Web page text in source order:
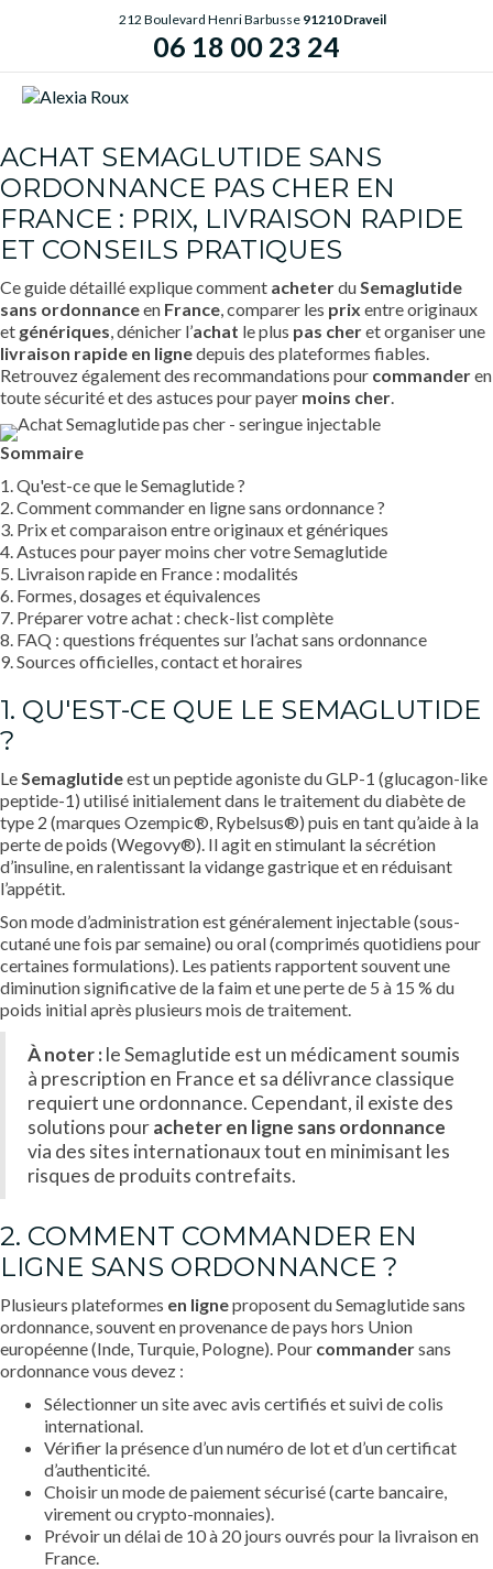
212 Boulevard Henri Barbusse 91210 Draveil
06 18 00 23 24
ACHAT SEMAGLUTIDE SANS
ORDONNANCE PAS CHER EN
FRANCE : PRIX, LIVRAISON RAPIDE
ET CONSEILS PRATIQUES
Ce guide détaillé explique comment acheterduSemaglutide
sans ordonnanceen France, comparer les prix entre originaux
et génériques, dénicher l’achat le plus pas cheret organiser une
livraison rapide en lignedepuis des plateformes fiables.
Retrouvez également des recommandations pour commanderen
toute sécurité et des astuces pour payer moins cher.
Sommaire
1. Qu'est-ce que le Semaglutide ?
2. Comment commander en ligne sans ordonnance ?
3. Prix et comparaison entre originaux et génériques
4. Astuces pour payer moins cher votre Semaglutide
5. Livraison rapide en France : modalités
6. Formes, dosages et équivalences
7. Préparer votre achat : check-list complète
8. FAQ : questions fréquentes sur l’achat sans ordonnance
9. Sources officielles, contact et horaires
1. QU'EST-CE QUE LE SEMAGLUTIDE
?
LeSemaglutideest un peptide agoniste du GLP-1 (glucagon-like
peptide-1) utilisé initialement dans le traitement du diabète de
type 2 (marques Ozempic®, Rybelsus®) puis en tant qu’aide à la
perte de poids (Wegovy®). Il agit en stimulant la sécrétion
d’insuline, en ralentissant la vidange gastrique et en réduisant
l’appétit.
Son mode d’administration est généralement injectable (sous-
cutané une fois par semaine) ou oral (comprimés quotidiens pour
certaines formulations). Les patients rapportent souvent une
diminution significative de la faim et une perte de 5 à 15 % du
poids initial après plusieurs mois de traitement.
À noter :le Semaglutide est un médicament soumis
à prescription en France et sa délivrance classique
requiert une ordonnance. Cependant, il existe des
solutions pouracheter en ligne sans ordonnance
via des sites internationaux tout en minimisant les
risques de produits contrefaits.
2. COMMENT COMMANDER EN
LIGNE SANS ORDONNANCE ?
Plusieurs plateformes en ligneproposent du Semaglutide sans
ordonnance, souvent en provenance de pays hors Union
européenne (Inde, Turquie, Pologne). Pour commandersans
ordonnance vous devez :
Sélectionner un site avec avis certifiés et suivi de colis
international.
Vérifier la présence d’un numéro de lot et d’un certificat
d’authenticité.
Choisir un mode de paiement sécurisé (carte bancaire,
virement ou crypto-monnaies).
Prévoir un délai de 10 à 20 jours ouvrés pour la livraison en
France.